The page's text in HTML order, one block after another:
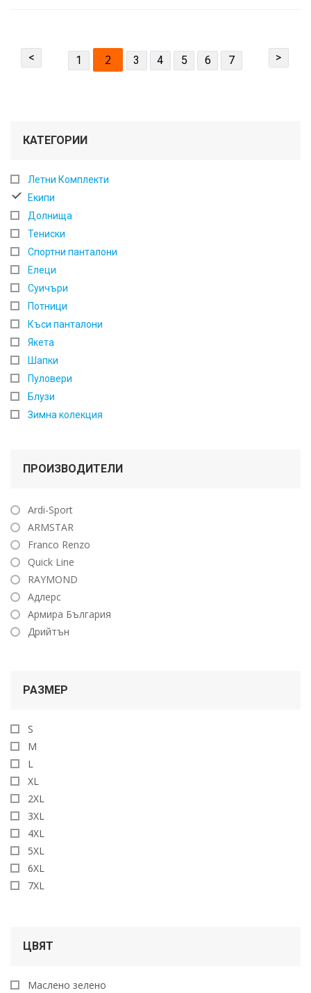
< 1 2 3 4 5 6 7 >
КАТЕГОРИИ
Летни Комплекти
Екипи
Долнища
Тениски
Спортни панталони
Елеци
Суичъри
Потници
Къси панталони
Якета
Шапки
Пуловери
Блузи
Зимна колекция
ПРОИЗВОДИТЕЛИ
Ardi-Sport
ARMSTAR
Franco Renzo
Quick Line
RAYMOND
Адлерс
Армира България
Дрийтън
РАЗМЕР
S
M
L
XL
2XL
3XL
4XL
5XL
6XL
7XL
ЦВЯТ
Маслено зелено